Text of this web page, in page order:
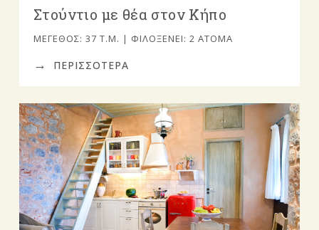
Στούντιο με θέα στον Κήπο
ΜΈΓΕΘΟΣ: 37 Τ.Μ. | ΦΙΛΟΞΕΝΕΊ: 2 ΆΤΟΜΑ
ΠΕΡΙΣΣΟΤΕΡΑ